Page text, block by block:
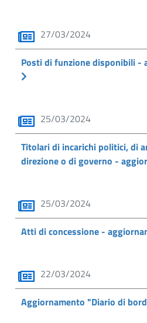
27/03/2024
Posti di funzione disponibili -
25/03/2024
Titolari di incarichi politici, di
direzione o di governo -
25/03/2024
Atti di concessione -
22/03/2024
Aggiornamento "Diario di